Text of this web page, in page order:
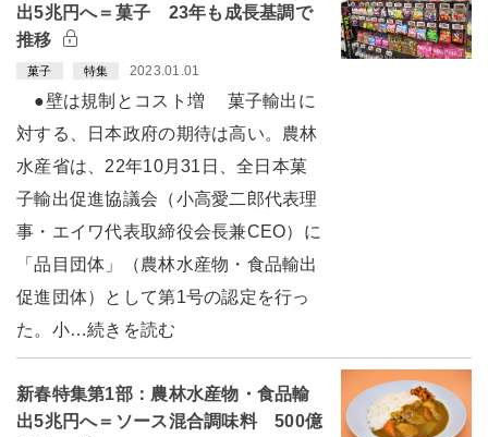
出5兆円へ＝菓子 23年も成長基調で
推移
菓子 特集 2023.01.01
●壁は規制とコスト増 菓子輸出に
対する、日本政府の期待は高い。農林
水産省は、22年10月31日、全日本菓
子輸出促進協議会（小高愛二郎代表理
事・エイワ代表取締役会長兼CEO）に
「品目団体」（農林水産物・食品輸出
促進団体）として第1号の認定を行っ
た。小…続きを読む
新春特集第1部：農林水産物・食品輸
出5兆円へ＝ソース混合調味料 500億